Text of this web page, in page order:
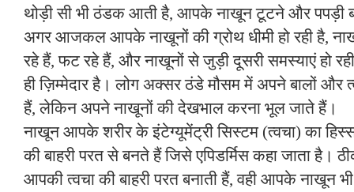
थोड़ी सी भी ठंडक आती है, आपके नाखून टूटने और
अगर आजकल आपके नाखूनों की ग्रोथ धीमी हो रही है,
रहे हैं, फट रहे हैं, और नाखूनों से जुड़ी दूसरी समस्याएं हो
ही ज़िम्मेदार है। लोग अक्सर ठंडे मौसम में अपने बालों और
हैं, लेकिन अपने नाखूनों की देखभाल करना भूल जाते हैं।
नाखून आपके शरीर के इंटेग्यूमेंट्री सिस्टम (त्वचा) का
की बाहरी परत से बनते हैं जिसे एपिडर्मिस कहा जाता है।
आपकी त्वचा की बाहरी परत बनाती हैं, वही आपके नाखून